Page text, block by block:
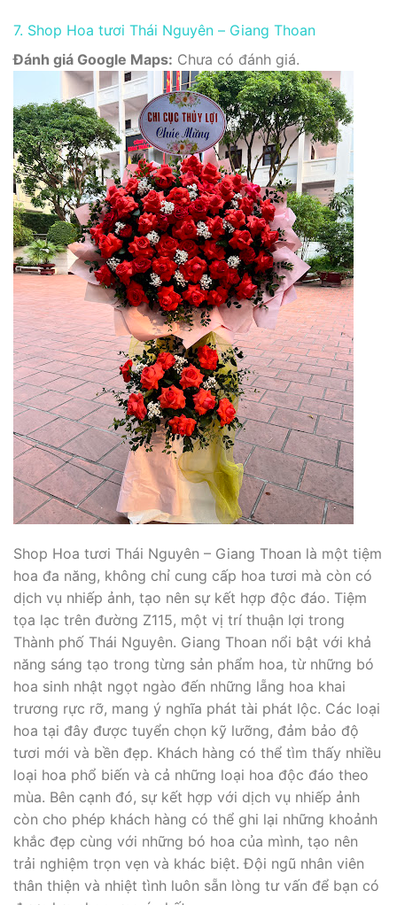
7. Shop Hoa tươi Thái Nguyên – Giang Thoan
Đánh giá Google Maps: Chưa có đánh giá.
Shop Hoa tươi Thái Nguyên – Giang Thoan là một tiệm
hoa đa năng, không chỉ cung cấp hoa tươi mà còn có
dịch vụ nhiếp ảnh, tạo nên sự kết hợp độc đáo. Tiệm
tọa lạc trên đường Z115, một vị trí thuận lợi trong
Thành phố Thái Nguyên. Giang Thoan nổi bật với khả
năng sáng tạo trong từng sản phẩm hoa, từ những bó
hoa sinh nhật ngọt ngào đến những lẵng hoa khai
trương rực rỡ, mang ý nghĩa phát tài phát lộc. Các loại
hoa tại đây được tuyển chọn kỹ lưỡng, đảm bảo độ
tươi mới và bền đẹp. Khách hàng có thể tìm thấy nhiều
loại hoa phổ biến và cả những loại hoa độc đáo theo
mùa. Bên cạnh đó, sự kết hợp với dịch vụ nhiếp ảnh
còn cho phép khách hàng có thể ghi lại những khoảnh
khắc đẹp cùng với những bó hoa của mình, tạo nên
trải nghiệm trọn vẹn và khác biệt. Đội ngũ nhân viên
thân thiện và nhiệt tình luôn sẵn lòng tư vấn để bạn có